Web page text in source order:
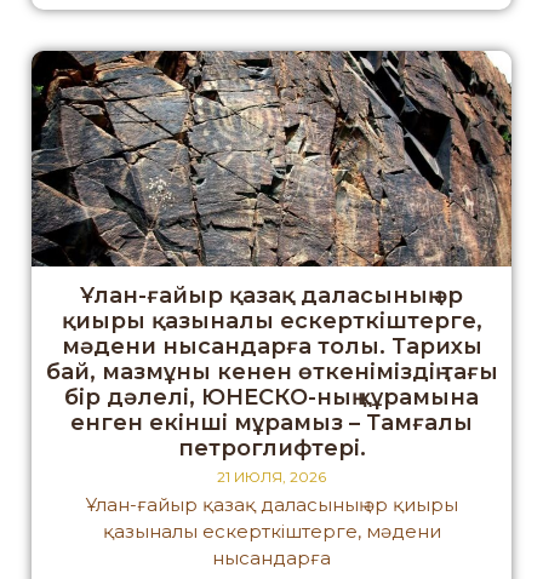
Ұлан-ғайыр қазақ даласының әр
қиыры қазыналы ескерткіштерге,
мәдени нысандарға толы. Тарихы
бай, мазмұны кенен өткеніміздің тағы
бір дәлелі, ЮНЕСКО-ның құрамына
енген екінші мұрамыз – Тамғалы
петроглифтері.
21 ИЮЛЯ, 2026
Ұлан-ғайыр қазақ даласының әр қиыры
қазыналы ескерткіштерге, мәдени
нысандарға